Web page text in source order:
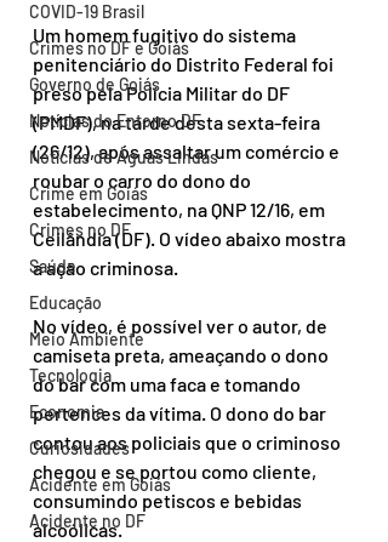
COVID-19 Brasil
Crimes no DF e Goiás
Governo de Goiás
Notícias do Entorno DF
Notícias de Águas Lindas
Crime em Goiás
Crimes no DF
Saúde
Educação
Meio Ambiente
Tecnologia
Economia
Curiosidades
Acidente em Goiás
Acidente no DF
Um homem fugitivo do sistema
penitenciário do Distrito Federal foi
preso pela Polícia Militar do DF
(PMDF), na tarde desta sexta-feira
(26/12), após assaltar um comércio e
roubar o carro do dono do
estabelecimento, na QNP 12/16, em
Ceilândia (DF). O vídeo abaixo mostra
a ação criminosa.
No vídeo, é possível ver o autor, de
camiseta preta, ameaçando o dono
do bar com uma faca e tomando
pertences da vítima. O dono do bar
contou aos policiais que o criminoso
chegou e se portou como cliente,
consumindo petiscos e bebidas
alcoólicas.